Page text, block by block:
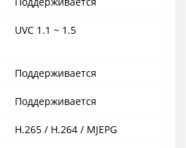
UVC 1.1 ~ 1.5
Поддерживается
Поддерживается
H.265 / H.264 / MJEPG